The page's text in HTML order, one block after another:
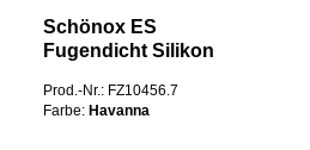
Schönox ES
Fugendicht Silikon
Keramik
Prod.-Nr.: FZ10456.7
Farbe: Havanna